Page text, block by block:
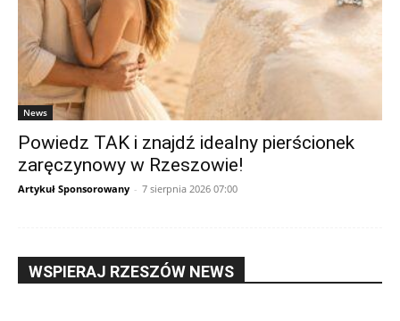
News
Powiedz TAK i znajdź idealny pierścionek
zaręczynowy w Rzeszowie!
Artykuł Sponsorowany - 7 sierpnia 2026 07:00
WSPIERAJ RZESZÓW NEWS